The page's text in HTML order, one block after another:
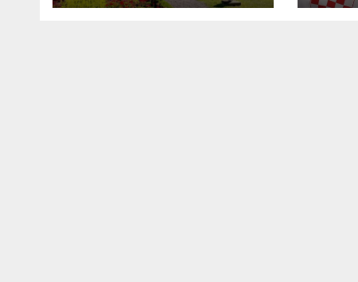
DAN HRVATSKIH